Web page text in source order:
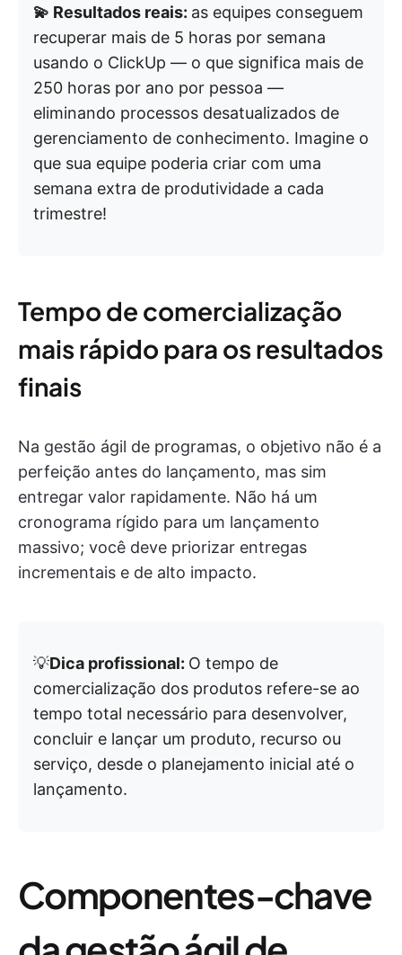
💫 Resultados reais: as equipes conseguem
recuperar mais de 5 horas por semana
usando o ClickUp — o que significa mais de
250 horas por ano por pessoa —
eliminando processos desatualizados de
gerenciamento de conhecimento. Imagine o
que sua equipe poderia criar com uma
semana extra de produtividade a cada
trimestre!
Tempo de comercialização
mais rápido para os resultados
finais
Na gestão ágil de programas, o objetivo não é a
perfeição antes do lançamento, mas sim
entregar valor rapidamente. Não há um
cronograma rígido para um lançamento
massivo; você deve priorizar entregas
incrementais e de alto impacto.
💡Dica profissional: O tempo de
comercialização dos produtos refere-se ao
tempo total necessário para desenvolver,
concluir e lançar um produto, recurso ou
serviço, desde o planejamento inicial até o
lançamento.
Componentes-chave